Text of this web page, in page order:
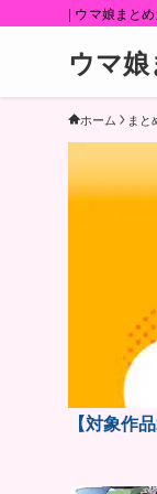
| ウマ娘まと
ウマ
ホーム まと
【対象作